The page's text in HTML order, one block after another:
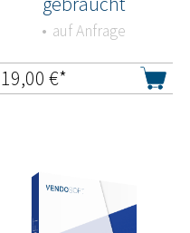
auf Anfrage
19,00 €*